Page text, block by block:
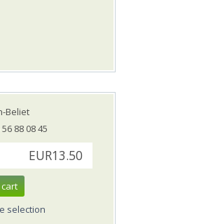
Beliet
88 08 45
EUR13.50
selection